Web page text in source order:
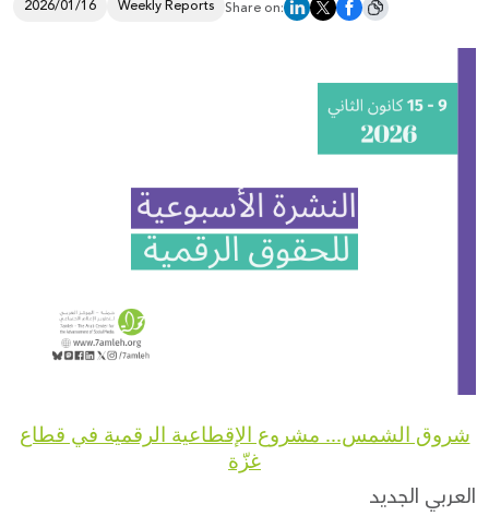
Palestine Digital Activism Forum
2026/01/16 Weekly Reports Share on:
شروق الشمس... مشروع الإقطاعية الرقمية في قطاع
غزّة
العربي الجديد